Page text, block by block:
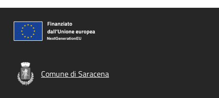
Comune di Saracena